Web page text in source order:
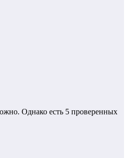
Однако есть 5 проверенных